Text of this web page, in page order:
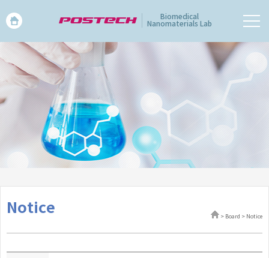
Biomedical
Nanomaterials Lab
Notice > Board > Notice